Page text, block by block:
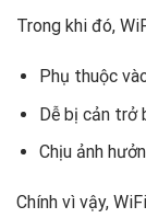
Trong khi đó,
Phụ thuộc
Dễ bị cản trở
Chịu ảnh
Chính vì vậy,